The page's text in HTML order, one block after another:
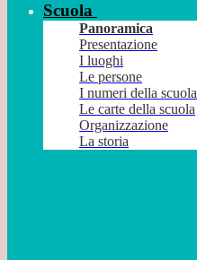
Scuola
Panoramica
Presentazione
I luoghi
Le persone
I numeri della scuola
Le carte della scuola
Organizzazione
La storia